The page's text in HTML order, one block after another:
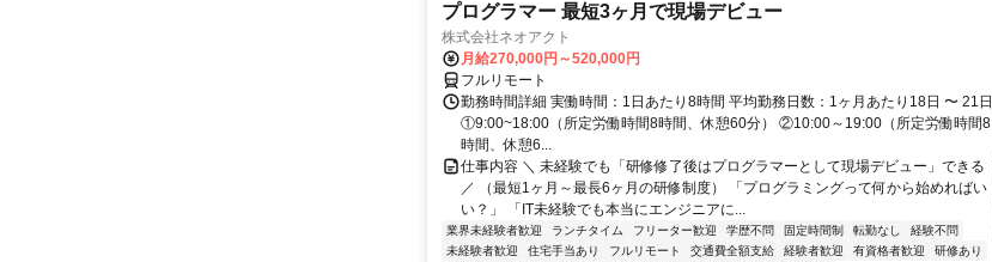
プログラマー 最短3ヶ月で現場デビュー
株式会社ネオアクト
月給270,000円～520,000円
フルリモート
勤務時間詳細 実働時間：1日あたり8時間 平均勤務日数：1ヶ月あたり18日 〜 21日
①9:00~18:00（所定労働時間8時間、休憩60分） ②10:00～19:00（所定労働時間8
時間、休憩6...
仕事内容 ＼ 未経験でも「研修修了後はプログラマーとして現場デビュー」できる
／ （最短1ヶ月～最長6ヶ月の研修制度） 「プログラミングって何から始めればい
い？」 「IT未経験でも本当にエンジニアに...
業界未経験者歓迎 ランチタイム フリーター歓迎 学歴不問 固定時間制 転勤なし
経験不問
未経験者歓迎
住宅手当あり フルリモート 交通費全額支給 経験者歓迎 有資格者歓迎
研修あり